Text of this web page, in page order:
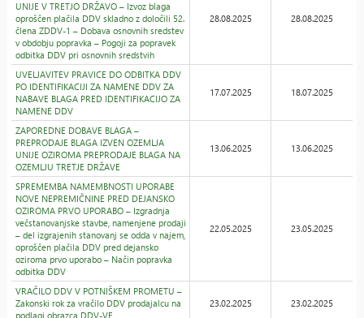
UNIJE V TRETJO DRŽAVO – Izvoz blaga
oproščen plačila DDV skladno z določili 52.
člena ZDDV-1 – Dobava osnovnih sredstev
v obdobju popravka – Pogoji za popravek
odbitka DDV pri osnovnih sredstvih
28.08.2025 28.08.2025
UVELJAVITEV PRAVICE DO ODBITKA DDV
PO IDENTIFIKACIJI ZA NAMENE DDV ZA
NABAVE BLAGA PRED IDENTIFIKACIJO ZA
NAMENE DDV
17.07.2025 18.07.2025
ZAPOREDNE DOBAVE BLAGA –
PREPRODAJE BLAGA IZVEN OZEMLJA
UNIJE OZIROMA PREPRODAJE BLAGA NA
OZEMLJU TRETJE DRŽAVE
13.06.2025 13.06.2025
SPREMEMBA NAMEMBNOSTI UPORABE
NOVE NEPREMIČNINE PRED DEJANSKO
OZIROMA PRVO UPORABO – Izgradnja
večstanovanjske stavbe, namenjene prodaji
– del izgrajenih stanovanj se odda v najem,
oproščen plačila DDV pred dejansko
oziroma prvo uporabo – Način popravka
odbitka DDV
22.05.2025 23.05.2025
VRAČILO DDV V POTNIŠKEM PROMETU –
Zakonski rok za vračilo DDV prodajalcu na
podlagi obrazca DDV-VE
23.02.2025 23.02.2025